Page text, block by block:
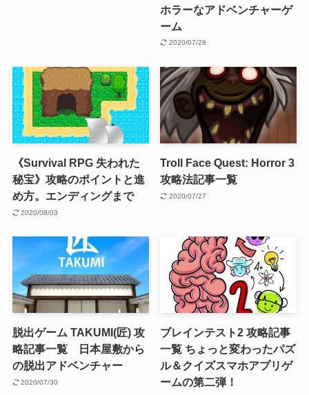
ホラーなアドベンチャーゲ
ーム
2020/07/28
《Survival RPG 失われた
秘宝》攻略のポイントと進
め方。エンディングまで
2020/08/03
Troll Face Quest: Horror 3
攻略法記事一覧
2020/07/27
脱出ゲーム TAKUMI(匠) 攻
略記事一覧 日本屋敷から
の脱出アドベンチャー
2020/07/30
ブレインテスト2 攻略記事
一覧 ちょっと変わったパズ
ル＆クイズスマホアプリゲ
ームの第二弾！